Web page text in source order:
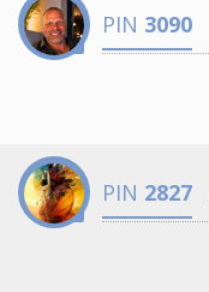
PIN 3090
PIN 2827